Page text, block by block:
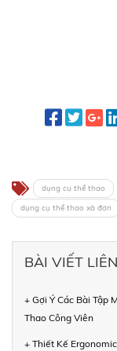
dụng cụ thể thao
dụng cụ thể thao xà đơn
BÀI VIẾT
+ Gợi Ý Các Bài Tập
Thao Công Viên
+ Thiết Kế